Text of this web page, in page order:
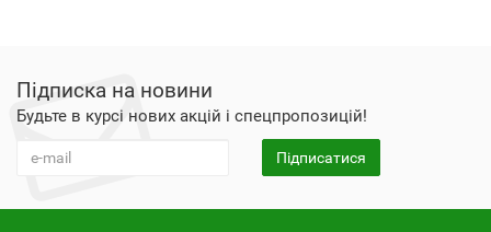
Підписка на новини
Будьте в курсі нових акцій і спецпропозицій!
Підписатися